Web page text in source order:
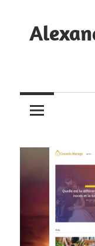
content